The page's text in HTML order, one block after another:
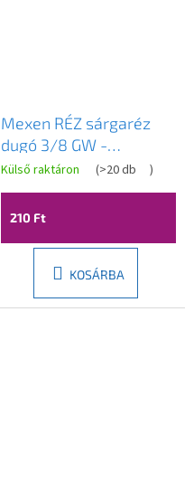
Mexen RÉZ sárgaréz
dugó 3/8 GW -
W97414-38
Külső raktáron (>20 db )
210 Ft
KOSÁRBA